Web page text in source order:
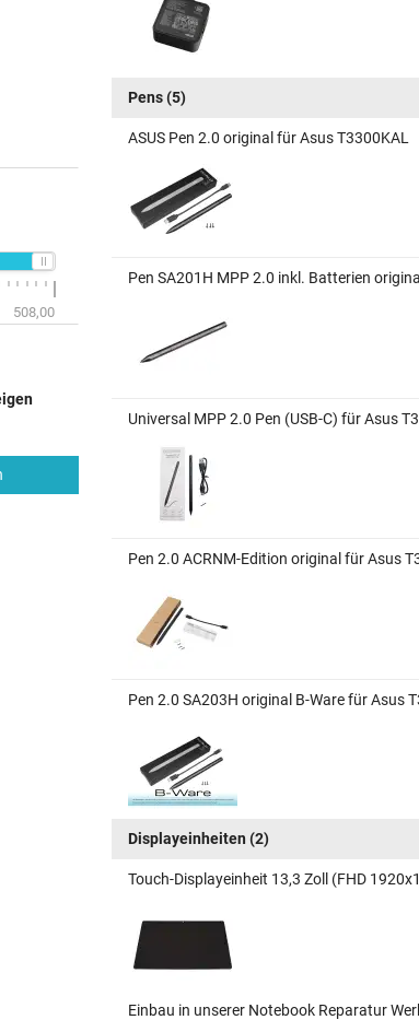
508,00
Pens(5)
ASUS Pen 2.0 original für Asus T3300KAL
Pen SA201H MPP 2.0 inkl. Batterien
Universal MPP 2.0 Pen (USB-C) für Asus
Pen 2.0 ACRNM-Edition original für Asus
Pen 2.0 SA203H original B-Ware für Asus
Displayeinheiten (2)
Touch-Displayeinheit 13,3 Zoll (FHD
Einbau in unserer Notebook Reparatur